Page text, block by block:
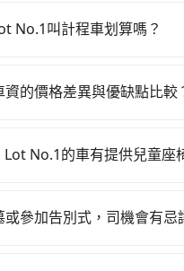
、等待車站前排班的計程
倍。但如果全程使用
該是你最便宜選擇。註冊
罰單都需自付。再者，和
偶爾也會遇到明明已經
。
No.1叫計程車划算嗎？
附近的計程車隊，如銓
。綜合以上，無論在價格
的價格差異與優缺點比較
，司機還會提供各種旅
No.1的車有提供兒童座
童座椅或輔以增高墊。如
參加告別式，司機會有忌